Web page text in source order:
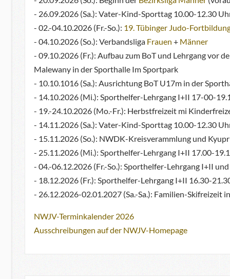
- 26.09.2026 (Sa.): Vater-Kind-Sporttag 10.00-12.30
- 02.-04.10.2026 (Fr.-So.): 19. Tübinger Judo-
- 04.10.2026 (So.): Verbandsliga Frauen + Männer
- 09.10.2026 (Fr.): Aufbau zum BoT und Lehrgang vor
Malewany in der Sporthalle Im Sportpark
- 10.10.1016 (Sa.): Ausrichtung BoT U17m in der
- 14.10.2026 (Mi.): Sporthelfer-Lehrgang I+II 17-00-
- 19.-24.10.2026 (Mo.-Fr.): Herbstfreizeit mi
- 14.11.2026 (Sa.): Vater-Kind-Sporttag 10.00-12.30
- 15.11.2026 (So.): NWDK-Kreisverammlung und
- 25.11.2026 (Mi.): Sporthelfer-Lehrgang I+II 17.00-
- 04.-06.12.2026 (Fr.-So.): Sporthelfer-Lehrgang I+II
- 18.12.2026 (Fr.): Sporthelfer-Lehrgang I+II 16.30-
- 26.12.2026-02.01.2027 (Sa.-Sa.): Familien-Skifreizeit
NWJV-Terminkalender 2026
Ausschreibungen auf der NWJV-Homepage